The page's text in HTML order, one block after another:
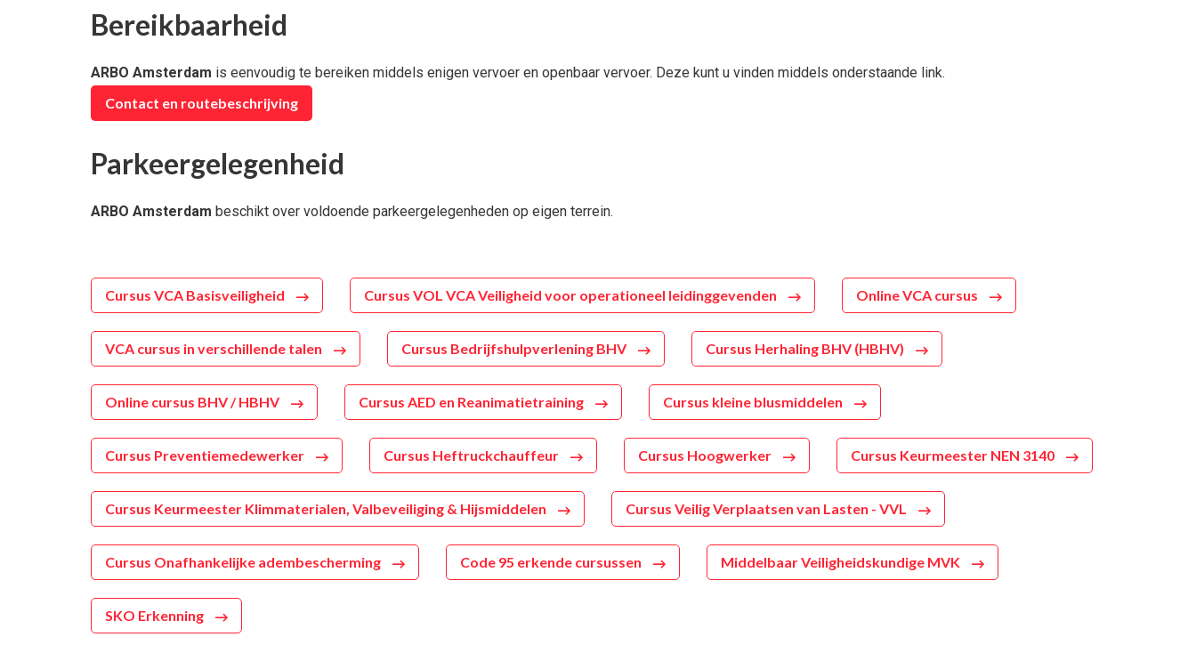
Bereikbaarheid
ARBO Amsterdam is eenvoudig te bereiken middels enigen vervoer en openbaar vervoer. Deze kunt u vinden middels onderstaande link.
Contact en routebeschrijving
Parkeergelegenheid
ARBO Amsterdam beschikt over voldoende parkeergelegenheden op eigen terrein.
Cursus VCA Basisveiligheid Cursus VOL VCA Veiligheid voor operationeel leidinggevenden Online VCA cursus
VCA cursus in verschillende talen Cursus Bedrijfshulpverlening BHV Cursus Herhaling BHV (HBHV)
Online cursus BHV / HBHV Cursus AED en Reanimatietraining Cursus kleine blusmiddelen
Cursus Preventiemedewerker Cursus Heftruckchauffeur Cursus Hoogwerker Cursus Keurmeester NEN 3140
Cursus Keurmeester Klimmaterialen, Valbeveiliging & Hijsmiddelen Cursus Veilig Verplaatsen van Lasten - VVL
Cursus Onafhankelijke adembescherming Code 95 erkende cursussen Middelbaar Veiligheidskundige MVK
SKO Erkenning